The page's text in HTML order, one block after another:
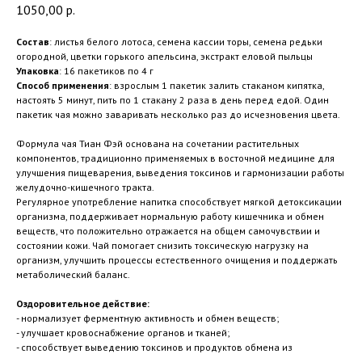
1050,00 р.
Состав: листья белого лотоса, семена кассии торы, семена редьки
огородной, цветки горького апельсина, экстракт еловой пыльцы
Упаковка: 16 пакетиков по 4 г
Способ применения: взрослым 1 пакетик залить стаканом кипятка,
настоять 5 минут, пить по 1 стакану 2 раза в день перед едой. Один
пакетик чая можно заваривать несколько раз до исчезновения цвета.
Формула чая Тиан Фэй основана на сочетании растительных
компонентов, традиционно применяемых в восточной медицине для
улучшения пищеварения, выведения токсинов и гармонизации работы
желудочно-кишечного тракта.
Регулярное употребление напитка способствует мягкой детоксикации
организма, поддерживает нормальную работу кишечника и обмен
веществ, что положительно отражается на общем самочувствии и
состоянии кожи. Чай помогает снизить токсическую нагрузку на
организм, улучшить процессы естественного очищения и поддержать
метаболический баланс.
Оздоровительное действие:
- нормализует ферментную активность и обмен веществ;
- улучшает кровоснабжение органов и тканей;
- способствует выведению токсинов и продуктов обмена из